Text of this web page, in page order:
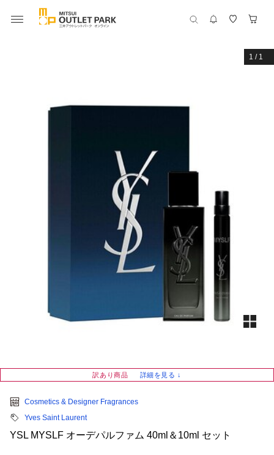
1 / 1
訳あり商品 詳細を見る ↓
Cosmetics & Designer Fragrances
Yves Saint Laurent
YSL MYSLF オーデパルファム 40ml＆10ml セット